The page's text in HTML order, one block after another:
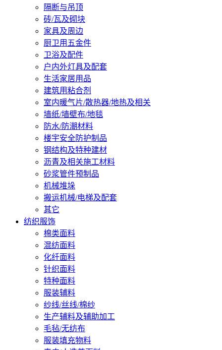
隔断与吊顶
砖/瓦及砌块
家具及周边
厨卫用五金件
卫浴及配件
户内外灯具及配套
生活家居用品
建筑用粘合剂
室内暖气片/散热器/地热及相关
墙纸/墙壁布/地毯
防水/防潮材料
楼宇安全防护制品
钢结构及特种建材
沥青及相关施工材料
砂浆管件预制品
机械堆垛
搬运机械/电梯及配套
其它
纺织服饰
棉类面料
混纺面料
化纤面料
针织面料
特种面料
服装辅料
纱线/丝线/棉纱
生产辅料及辅助加工
毛毡/无纺布
服装填充物料